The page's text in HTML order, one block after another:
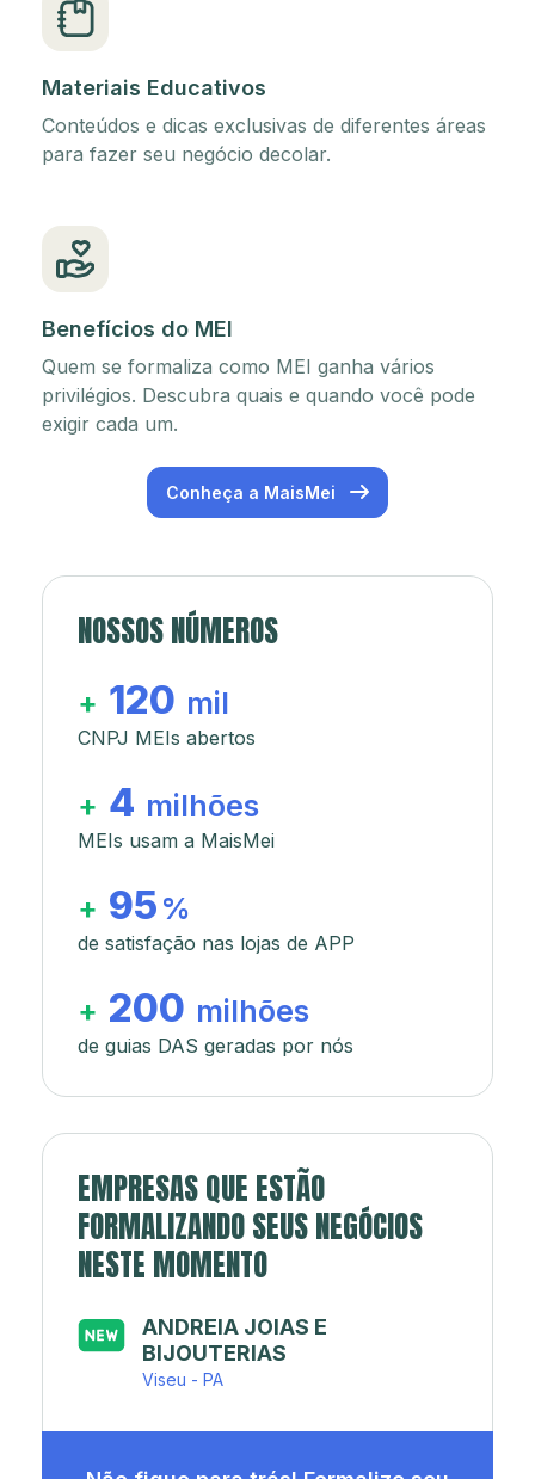
Materiais Educativos
Conteúdos e dicas exclusivas de diferentes áreas
para fazer seu negócio decolar.
Benefícios do MEI
Quem se formaliza como MEI ganha vários
privilégios. Descubra quais e quando você pode
exigir cada um.
Conheça a MaisMei
NOSSOS NÚMEROS
+ 120 mil
CNPJ MEIs abertos
+ 4 milhões
MEIs usam a MaisMei
+ 95 %
de satisfação nas lojas de APP
+ 200 milhões
de guias DAS geradas por nós
EMPRESAS QUE ESTÃO
FORMALIZANDO SEUS NEGÓCIOS
NESTE MOMENTO
ANDREIA JOIAS E
BIJOUTERIAS
Viseu - PA